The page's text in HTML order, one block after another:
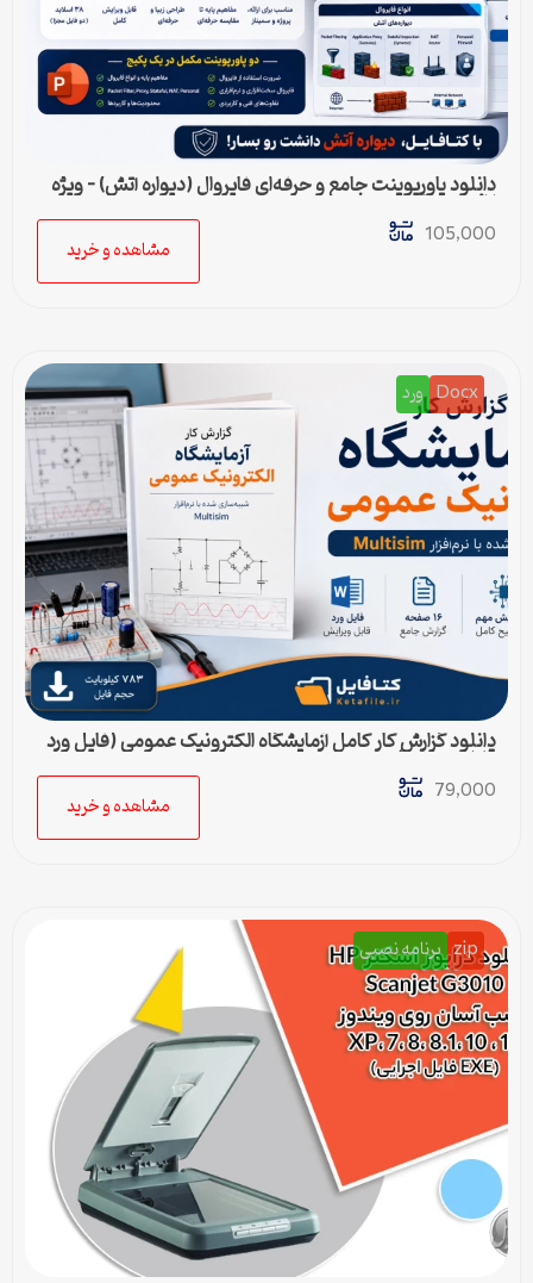
دانلود پاورپوینت جامع و حرفه‌ای فایروال (دیواره آتش) – ویژه
ارائه و پروژه
105,000
مشاهده و خرید
Docx ورد
دانلود گزارش کار کامل آزمایشگاه الکترونیک عمومی (فایل ورد
قابل ویرایش)
79,000
مشاهده و خرید
zip برنامه نصبی